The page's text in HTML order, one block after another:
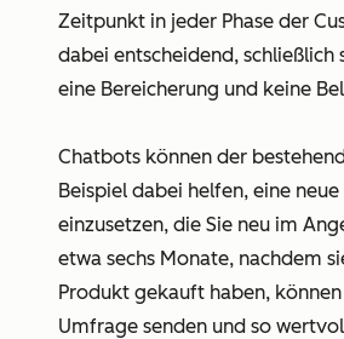
Zeitpunkt in jeder Phase der
dabei entscheidend, schließlich
eine Bereicherung und keine
Chatbots können der
Beispiel dabei helfen, eine
einzusetzen, die Sie neu im
etwa sechs Monate, nachdem
Produkt gekauft haben, können
Umfrage senden und so